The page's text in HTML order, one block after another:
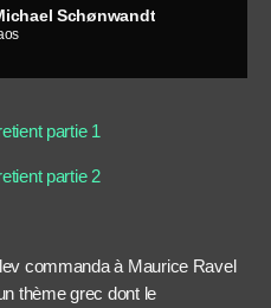
Schønwandt
partie 1
partie 2
commanda à Maurice Ravel
thème grec dont le